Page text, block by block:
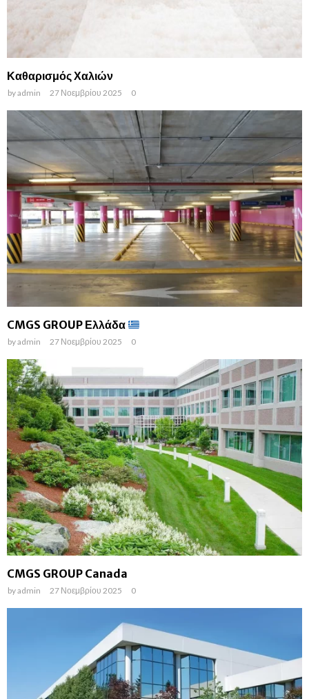
Καθαρισμός Χαλιών
byadmin 27 Νοεμβρίου 2025 0
CMGS GROUP Ελλάδα
byadmin 27 Νοεμβρίου 2025 0
CMGS GROUP Canada
byadmin 27 Νοεμβρίου 2025 0